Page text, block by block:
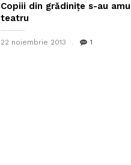
Copiii din grădinițe s-au
teatru
22 noiembrie 2013 1